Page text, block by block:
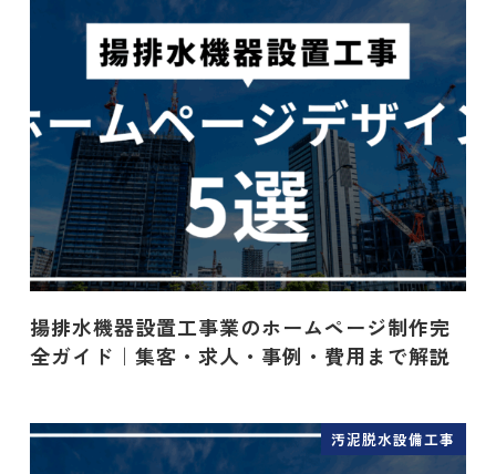
揚排水機器設置工事業のホームページ制作完
全ガイド｜集客・求人・事例・費用まで解説
汚泥脱水設備工事